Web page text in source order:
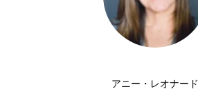
アニー・レオナード